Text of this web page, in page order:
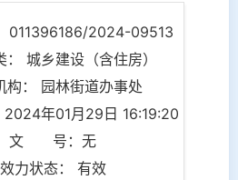
011396186/2024-09513
： 城乡建设（含住房）
构： 园林街道办事处
2024年01月29日 16:19:20
文 号：无
效力状态： 有效